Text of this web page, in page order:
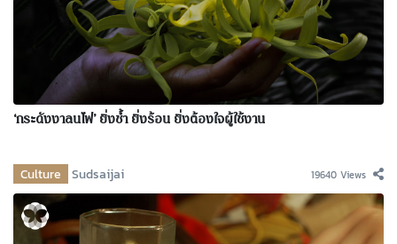
‘กระดังงาลนไฟ’ ยิ่งช้ำ ยิ่งร้อน ยิ่งต้องใจผู้ใช้งาน
Culture Sudsaijai 19640 Views